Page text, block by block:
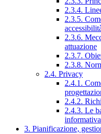
2.3.4.
2.3.5.
2.3.6.
attuazione
2.3.7.
2.3.8.
2.4. Privacy
2.4.1.
2.4.2.
2.4.3. Le
3. Pianificazione,